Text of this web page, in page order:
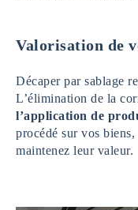
Valorisation de
Décaper par sablage
L’élimination de la
l’application de
procédé sur vos
maintenez leur valeur.